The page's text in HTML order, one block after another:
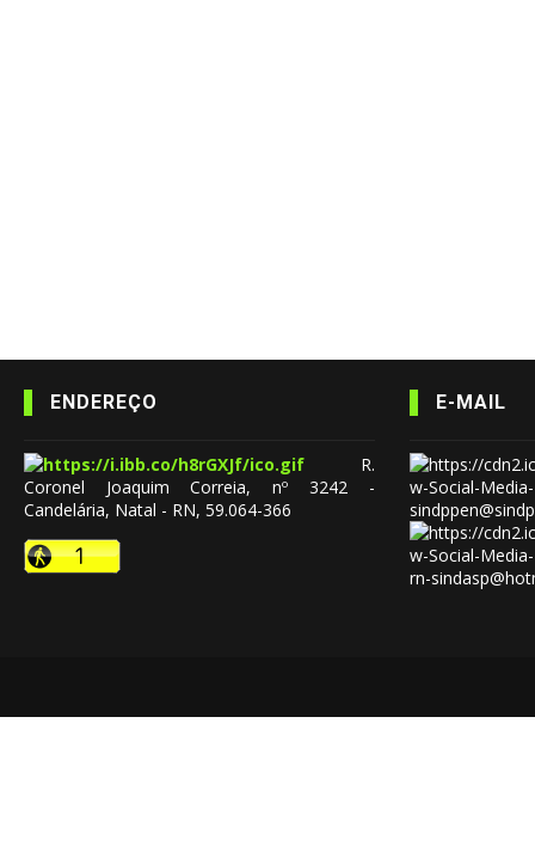
ENDEREÇO
R.
Coronel Joaquim Correia, nº 3242 -
Candelária, Natal - RN, 59.064-366
E-MAIL
rn-